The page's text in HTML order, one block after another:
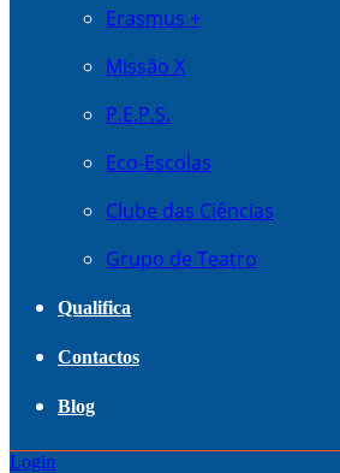
Erasmus +
Missão X
P.E.P.S.
Eco-Escolas
Clube das Ciências
Grupo de Teatro
Qualifica
Contactos
Blog
Login